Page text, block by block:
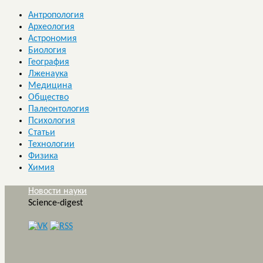
Антропология
Археология
Астрономия
Биология
География
Лженаука
Медицина
Общество
Палеонтология
Психология
Статьи
Технологии
Физика
Химия
Новости науки
Science-digest